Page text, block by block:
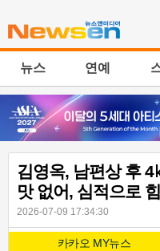
뉴스 연예
김영옥, 남편상 후 4
맛 없어, 심적으로
2026-07-09 17:34:30
카카오 MY뉴스